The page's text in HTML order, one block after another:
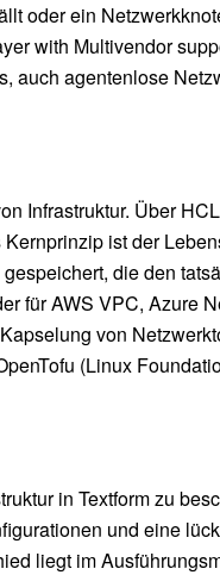
oder ein
with Multivendor
auch agentenlose
Infrastruktur. Über
ist der
die den
für AWS VPC, Azure
von
(Linux
in Textform zu
und eine
liegt im